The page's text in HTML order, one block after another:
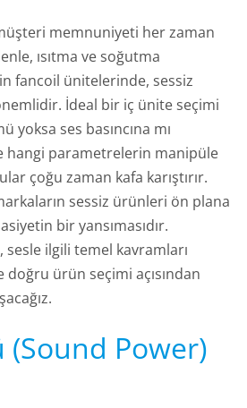
memnuniyeti her zaman
ısıtma ve soğutma
fancoil ünitelerinde, sessiz
İdeal bir iç ünite seçimi
yoksa ses basıncına mı
hangi parametrelerin manipüle
çoğu zaman kafa karıştırır.
sessiz ürünleri ön plana
bir yansımasıdır.
sesle ilgili temel kavramları
ürün seçimi açısından
(Sound Power)